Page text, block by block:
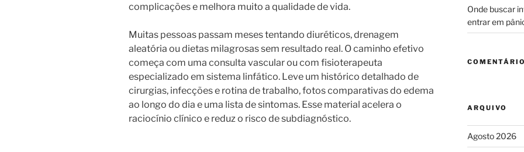
complicações e melhora muito a qualidade de vida.
Muitas pessoas passam meses tentando diuréticos, drenagem
aleatória ou dietas milagrosas sem resultado real. O caminho efetivo
começa com uma consulta vascular ou com fisioterapeuta
especializado em sistema linfático. Leve um histórico detalhado de
cirurgias, infecções e rotina de trabalho, fotos comparativas do edema
ao longo do dia e uma lista de sintomas. Esse material acelera o
raciocínio clínico e reduz o risco de subdiagnóstico.
Onde buscar
entrar em
ARQUIVO
Agosto 2026